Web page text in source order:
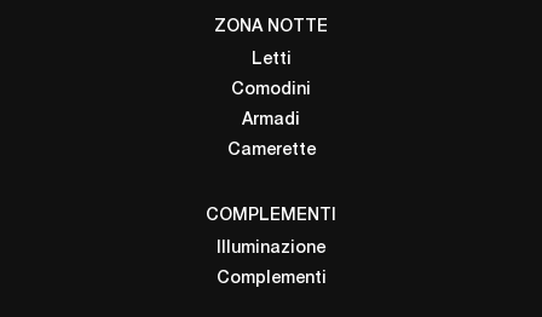
ZONA NOTTE
Letti
Comodini
Armadi
Camerette
COMPLEMENTI
Illuminazione
Complementi